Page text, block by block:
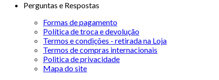
Perguntas e Respostas
Formas de pagamento
Política de troca e devolução
Termos e condições - retirada na Loja
Termos de compras internacionais
Politica de privacidade
Mapa do site